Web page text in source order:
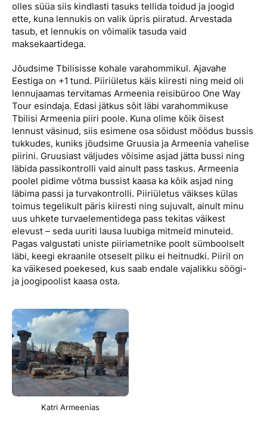
olles süüa siis kindlasti tasuks tellida toidud ja joogid
ette, kuna lennukis on valik üpris piiratud. Arvestada
tasub, et lennukis on võimalik tasuda vaid
maksekaartidega.
Jõudsime Tbilisisse kohale varahommikul. Ajavahe
Eestiga on +1 tund. Piiriületus käis kiiresti ning meid oli
lennujaamas tervitamas Armeenia reisibüroo One Way
Tour esindaja. Edasi jätkus sõit läbi varahommikuse
Tbilisi Armeenia piiri poole. Kuna olime kõik öisest
lennust väsinud, siis esimene osa sõidust möödus bussis
tukkudes, kuniks jõudsime Gruusia ja Armeenia vahelise
piirini. Gruusiast väljudes võisime asjad jätta bussi ning
läbida passikontrolli vaid ainult pass taskus. Armeenia
poolel pidime võtma bussist kaasa ka kõik asjad ning
läbima passi ja turvakontrolli. Piiriületus väikses külas
toimus tegelikult päris kiiresti ning sujuvalt, ainult minu
uus uhkete turvaelementidega pass tekitas väikest
elevust – seda uuriti lausa luubiga mitmeid minuteid.
Pagas valgustati uniste piiriametnike poolt sümboolselt
läbi, keegi ekraanile otseselt pilku ei heitnudki. Piiril on
ka väikesed poekesed, kus saab endale vajalikku söögi-
ja joogipoolist kaasa osta.
Katri Armeenias